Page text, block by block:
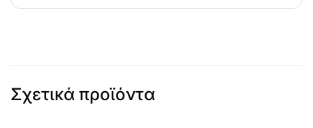
Σχετικά προϊόντα